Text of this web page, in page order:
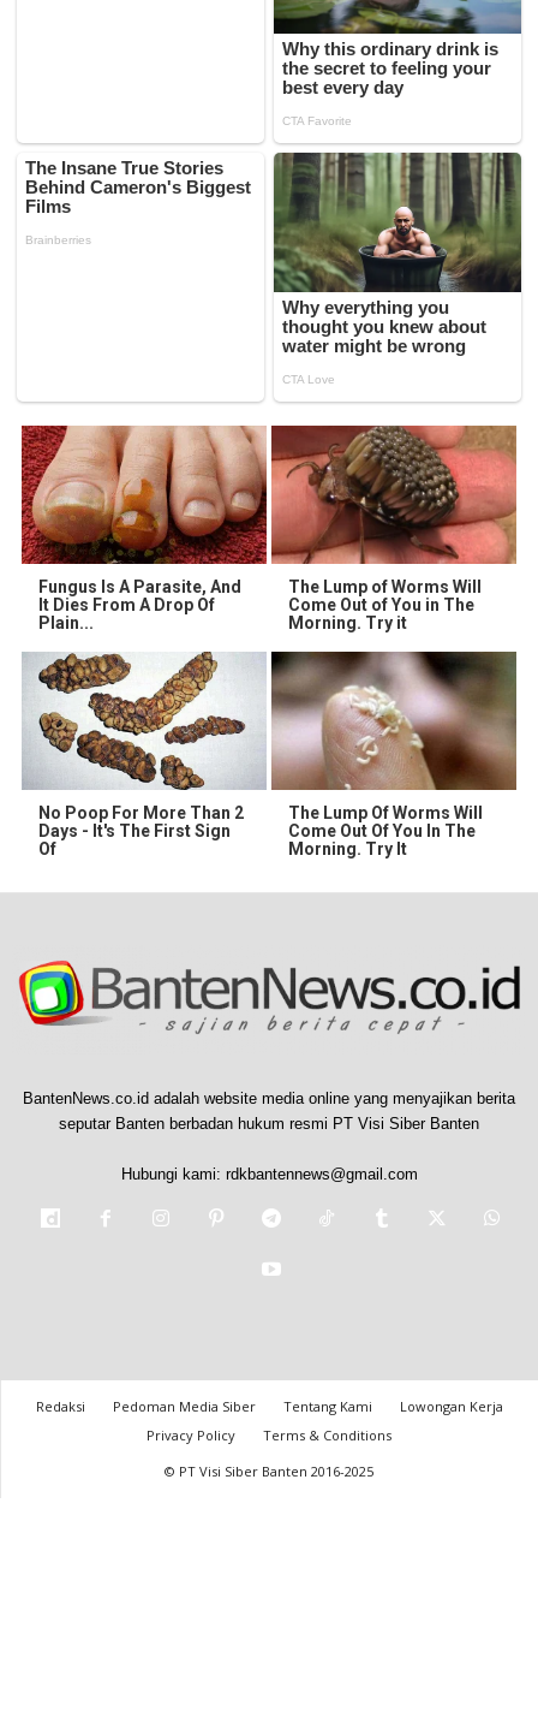
Fungus Is A Parasite, And
It Dies From A Drop Of
Plain...
The Lump of Worms Will
Come Out of You in The
Morning. Try it
No Poop For More Than 2
Days - It's The First Sign
Of
The Lump Of Worms Will
Come Out Of You In The
Morning. Try It
BantenNews.co.id adalah website media online yang menyajikan berita
seputar Banten berbadan hukum resmi PT Visi Siber Banten
Hubungi kami: rdkbantennews@gmail.com
Redaksi Pedoman Media Siber Tentang Kami
Lowongan Kerja
Privacy Policy
Terms & Conditions
© PT Visi Siber Banten 2016-2025